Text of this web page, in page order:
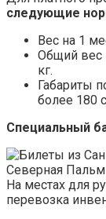
следующие
Вес на 1
Общий вес
кг.
Габариты
более 180
Специальный
На местах для
перевозка